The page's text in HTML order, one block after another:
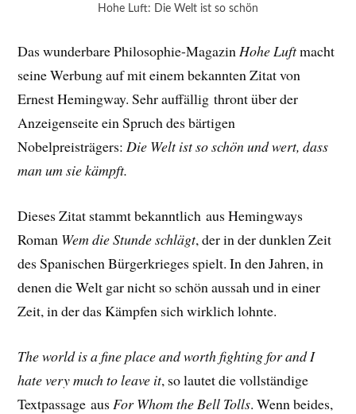
Hohe Luft: Die Welt ist so schön
Das wunderbare Philosophie-MagazinHohe Luftmacht
seine Werbung auf mit einem bekannten Zitat von
Ernest Hemingway. Sehr auffällig thront über der
Anzeigenseite ein Spruch des bärtigen
Nobelpreisträgers:Die Welt ist so schön und wert, dass
man um sie kämpft.
Dieses Zitat stammt bekanntlich aus Hemingways
Roman Wem die Stunde schlägt, der in der dunklen Zeit
des Spanischen Bürgerkrieges spielt. In den Jahren, in
denen die Welt gar nicht so schön aussah und in einer
Zeit, in der das Kämpfen sich wirklich lohnte.
The world is a fine place and worth fighting for and I
hate very much to leave it, so lautet die vollständige
Textpassage ausFor Whom the Bell Tolls. Wenn beides,